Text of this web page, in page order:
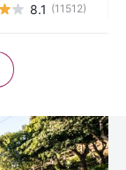
8.1 (11512)